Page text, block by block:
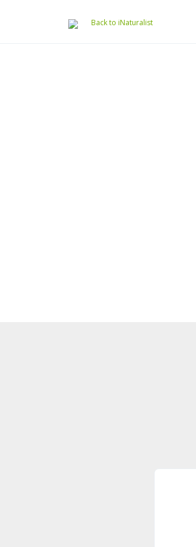
Back to iNaturalist